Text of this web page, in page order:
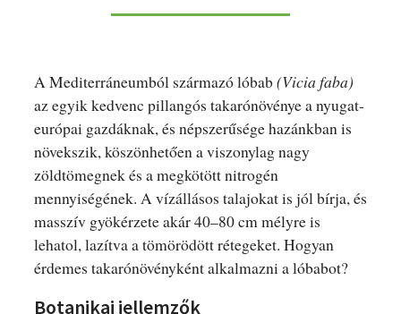
A Mediterráneumból származó lóbab(Vicia faba)
az egyik kedvenc pillangós takarónövénye a nyugat-
európai gazdáknak, és népszerűsége hazánkban is
növekszik, köszönhetően a viszonylag nagy
zöldtömegnek és a megkötött nitrogén
mennyiségének. A vízállásos talajokat is jól bírja, és
masszív gyökérzete akár 40–80 cm mélyre is
lehatol, lazítva a tömörödött rétegeket. Hogyan
érdemes takarónövényként alkalmazni a lóbabot?
Botanikai jellemzők